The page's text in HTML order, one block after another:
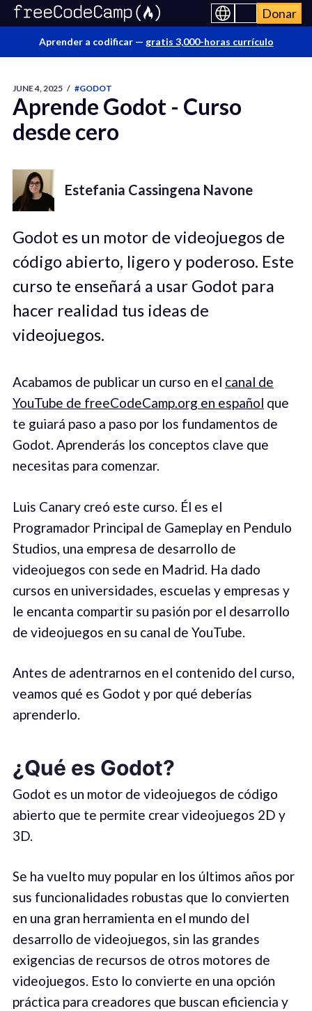
Donar
Aprender a codificar — gratis 3,000-horas currículo
JUNE 4, 2025 / #GODOT
Aprende Godot - Curso
desde cero
Estefania Cassingena Navone
Godot es un motor de videojuegos de
código abierto, ligero y poderoso. Este
curso te enseñará a usar Godot para
hacer realidad tus ideas de
videojuegos.
Acabamos de publicar un curso en el canal de
YouTube de freeCodeCamp.org en español que
te guiará paso a paso por los fundamentos de
Godot. Aprenderás los conceptos clave que
necesitas para comenzar.
Luis Canary creó este curso. Él es el
Programador Principal de Gameplay en Pendulo
Studios, una empresa de desarrollo de
videojuegos con sede en Madrid. Ha dado
cursos en universidades, escuelas y empresas y
le encanta compartir su pasión por el desarrollo
de videojuegos en su canal de YouTube.
Antes de adentrarnos en el contenido del curso,
veamos qué es Godot y por qué deberías
aprenderlo.
¿Qué es Godot?
Godot es un motor de videojuegos de código
abierto que te permite crear videojuegos 2D y
3D.
Se ha vuelto muy popular en los últimos años por
sus funcionalidades robustas que lo convierten
en una gran herramienta en el mundo del
desarrollo de videojuegos, sin las grandes
exigencias de recursos de otros motores de
videojuegos. Esto lo convierte en una opción
práctica para creadores que buscan eficiencia y